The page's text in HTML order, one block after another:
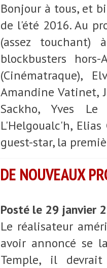
Bonjour à tous, et
de l'été 2016. Au
(assez
blockbusters
(Cinématraque),
Amandine Vatinet,
Sackho, Yves
L'Helgoualc'h,
guest-star, la
DE NOUVEAUX
Posté le 29 janvier
Le réalisateur
avoir annoncé se
Temple, il